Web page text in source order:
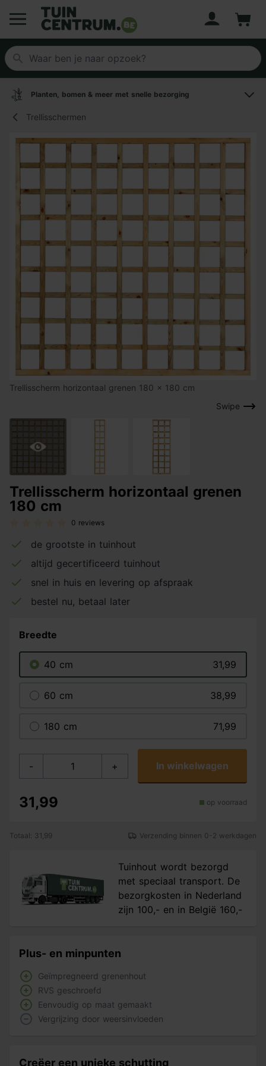
Logo Tuincentrum.be
Planten, bomen & meer met snelle bezorging
Trellisschermen
Swipe
Trellisscherm horizontaal grenen 180 x 180 cm
Trellisscherm horizontaal grenen
180 cm
0 reviews
de grootste in tuinhout
altijd gecertificeerd tuinhout
snel in huis en levering op afspraak
bestel nu, betaal later
Breedte
40 cm 31,99
60 cm 38,99
180 cm 71,99
- + In winkelwagen
31,99 op voorraad
Totaal: 31,99 Verzending binnen 0-2 werkdagen
Tuinhout wordt bezorgd
met speciaal transport. De
bezorgkosten in Nederland
zijn 100,- en in België 160,-
Plus- en minpunten
Geïmpregneerd grenenhout
RVS geschroefd
Eenvoudig op maat gemaakt
Vergrijzing door weersinvloeden
Creëer een unieke schutting